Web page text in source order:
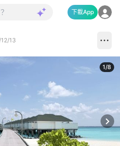
下載App
13
1/8